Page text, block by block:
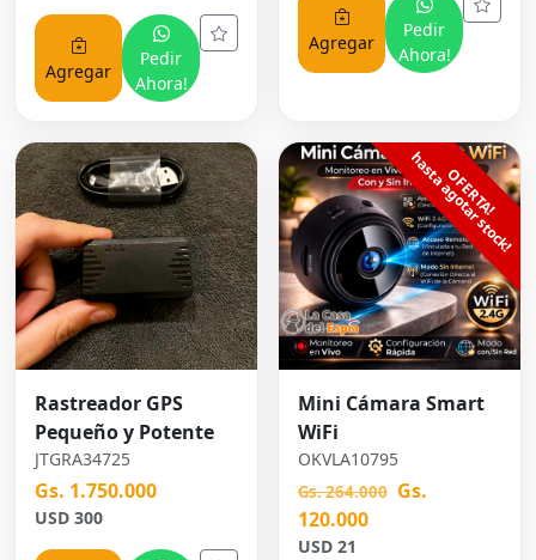
Agregar
Pedir
Ahora!
Agregar
Pedir
Ahora!
Rastreador GPS
Pequeño y Potente
JTGRA34725
Gs. 1.750.000
USD 300
Mini Cámara Smart
WiFi
OKVLA10795
Gs. 264.000 Gs.
120.000
USD 21